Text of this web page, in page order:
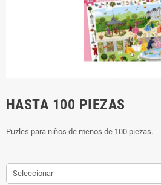
HASTA 100 PIEZAS
Puzles para niños de menos de 100 piezas.
Seleccionar